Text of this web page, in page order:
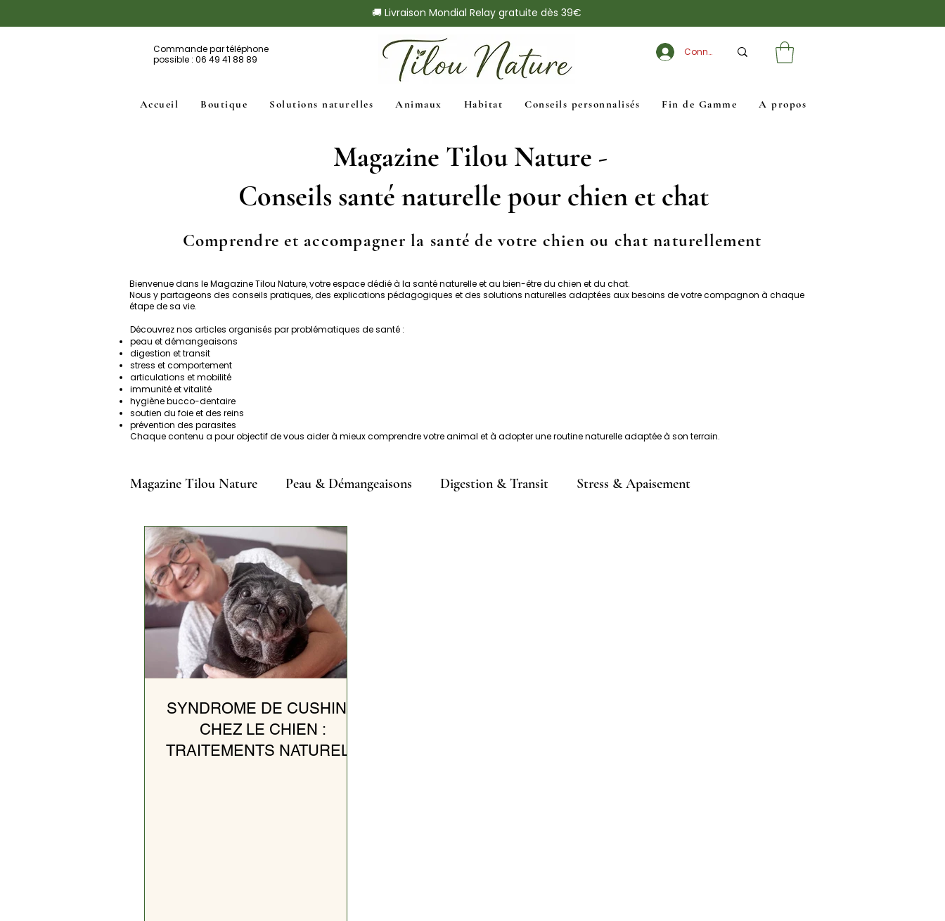
🚚 Livraison Mondial Relay gratuite dès 39€
Commande par téléphone
possible : 06 49 41 88 89
Connexion
Accueil Boutique Solutions naturelles Animaux Habitat Conseils personnalisés Fin de Gamme A propos
Magazine Tilou Nature -
Conseils santé naturelle pour chien et chat
Comprendre et accompagner la santé de votre chien ou chat naturellement
Bienvenue dans le Magazine Tilou Nature, votre espace dédié à la santé naturelle et au bien-être du chien et du chat.
Nous y partageons des conseils pratiques, des explications pédagogiques et des solutions naturelles adaptées aux besoins de votre compagnon à chaque
étape de sa vie.
Découvrez nos articles organisés par problématiques de santé :
peau et démangeaisons
digestion et transit
stress et comportement
articulations et mobilité
immunité et vitalité
hygiène bucco-dentaire
soutien du foie et des reins
prévention des parasites
Chaque contenu a pour objectif de vous aider à mieux comprendre votre animal et à adopter une routine naturelle adaptée à son terrain.
Magazine Tilou Nature Peau & Démangeaisons Digestion & Transit Stress & Apaisement
Articulations & Mobilité Parasites
Conseils & Prévention
SYNDROME DE CUSHING
CHEZ LE CHIEN :
TRAITEMENTS NATURELS